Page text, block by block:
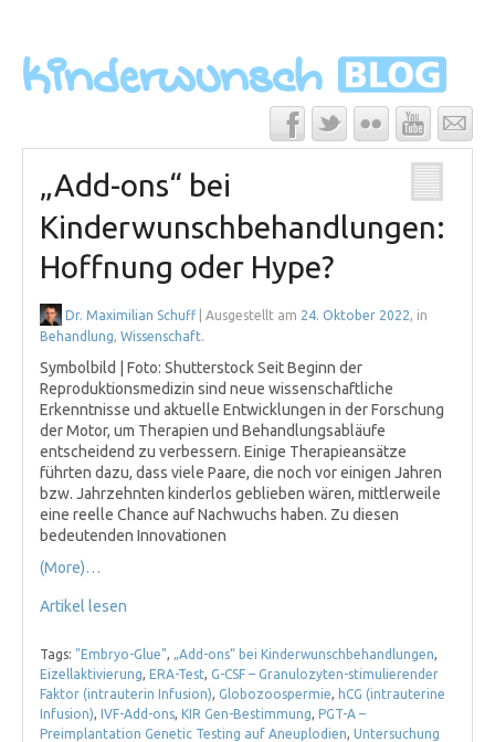
„Add-ons“ bei
Kinderwunschbehandlungen:
Hoffnung oder Hype?
Dr. Maximilian Schuff| Ausgestellt am 24. Oktober 2022, in
Behandlung, Wissenschaft.
Symbolbild | Foto: Shutterstock Seit Beginn der
Reproduktionsmedizin sind neue wissenschaftliche
Erkenntnisse und aktuelle Entwicklungen in der Forschung
der Motor, um Therapien und Behandlungsabläufe
entscheidend zu verbessern. Einige Therapieansätze
führten dazu, dass viele Paare, die noch vor einigen Jahren
bzw. Jahrzehnten kinderlos geblieben wären, mittlerweile
eine reelle Chance auf Nachwuchs haben. Zu diesen
bedeutenden Innovationen
(More)…
Artikel lesen
Tags: "Embryo-Glue", „Add-ons“ bei Kinderwunschbehandlungen,
Eizellaktivierung, ERA-Test, G-CSF – Granulozyten-stimulierender
Faktor (intrauterin Infusion), Globozoospermie, hCG (intrauterine
Infusion), IVF-Add-ons, KIR Gen-Bestimmung, PGT-A –
Preimplantation Genetic Testing auf Aneuplodien, Untersuchung